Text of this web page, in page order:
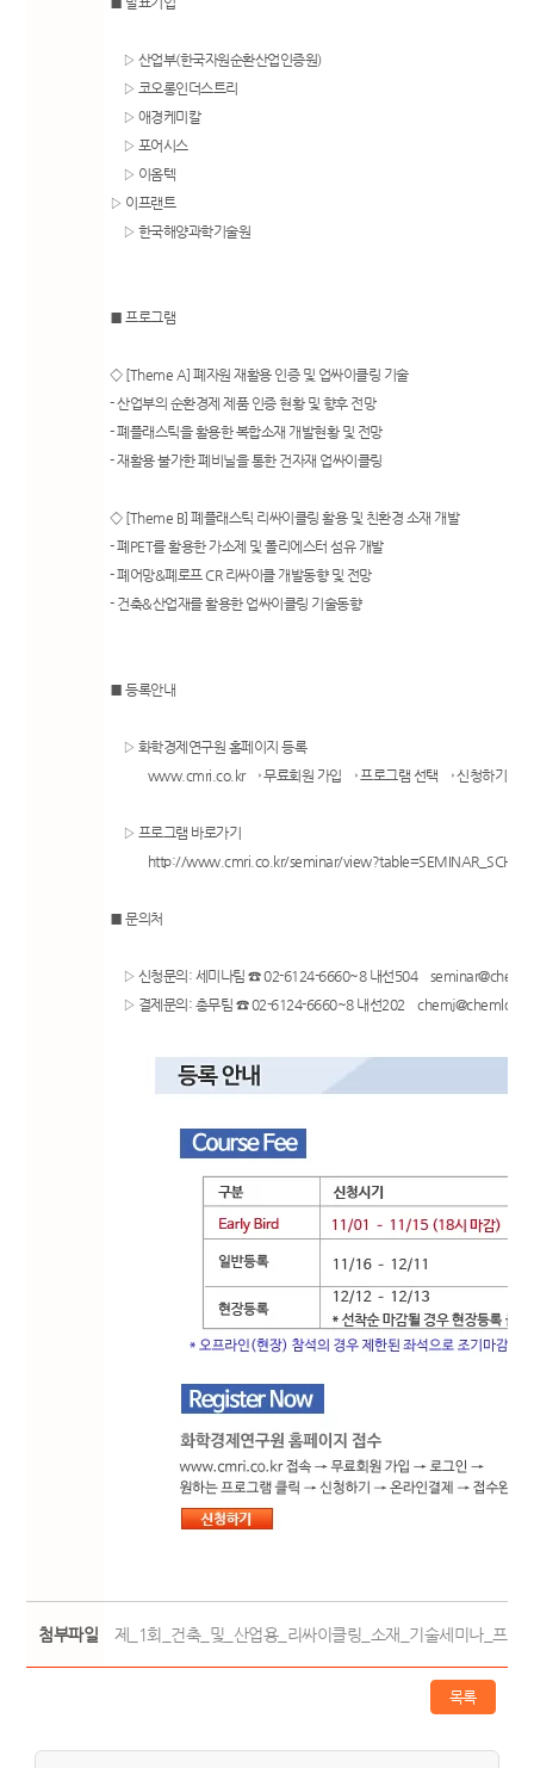
▷ 산업부(한국자원순환산업인증원)
▷ 코오롱인더스트리
▷ 애경케미칼
▷ 포어시스
▷ 이옴텍
▷ 이프랜트
▷ 한국해양과학기술원
■ 프로그램
◇ [Theme A] 폐자원 재활용 인증 및 업싸이클링 기술
- 산업부의 순환경제 제품 인증 현황 및 향후 전망
- 폐플래스틱을 활용한 복합소재 개발현황 및 전망
- 재활용 불가한 폐비닐을 통한 건자재 업싸이클링
◇ [Theme B] 폐플래스틱 리싸이클링 활용 및 친환경 소재 개발
- 폐PET를 활용한 가소제 및 폴리에스터 섬유 개발
- 폐어망&폐로프 CR 리싸이클 개발동향 및 전망
- 건축&산업재를 활용한 업싸이클링 기술동향
■ 등록안내
▷ 화학경제연구원 홈페이지 등록
www.cmri.co.kr→ 무료회원 가입 → 프로그램 선택 → 신청하기 →
▷ 프로그램 바로가기
http://www.cmri.co.kr/seminar/
■ 문의처
▷ 신청문의: 세미나팀 ☎ 02-6124-6660~8 내선504
▷ 결제문의: 총무팀 ☎ 02-6124-6660~8 내선202
첨부파일 제_1회_건축_및_산업용_리싸이클링_소재_기술세미나_프
목록